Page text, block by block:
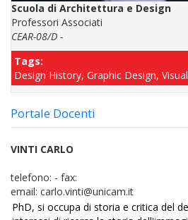
Scuola di Architettura e Design
Professori Associati
CEAR-08/D -
Tags:
Design History, Graphic Design,
Portale Docenti
VINTI CARLO
telefono: - fax:
email: carlo.vinti@unicam.it